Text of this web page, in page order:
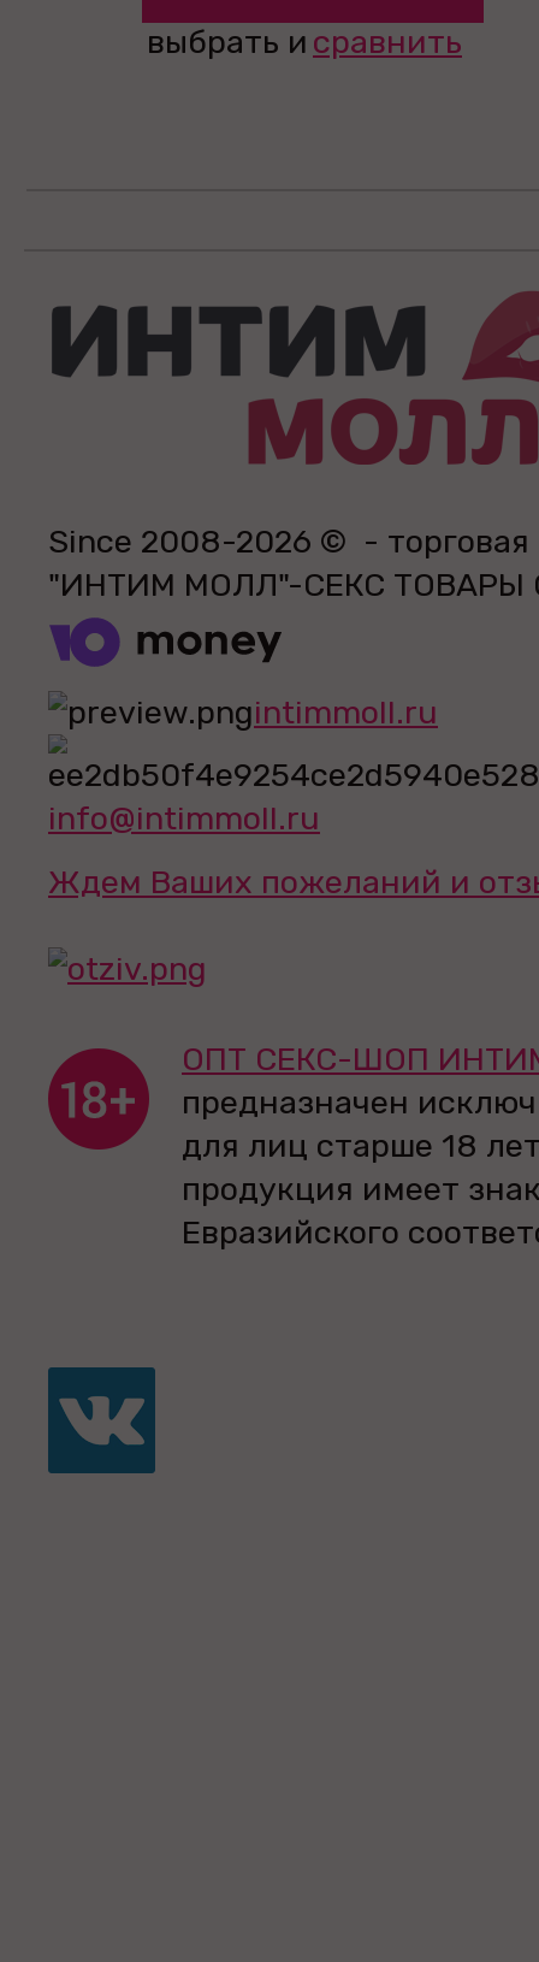
выбрать и сравнить
Since 2008-2026 © - торговая
"ИНТИМ МОЛЛ"-СЕКС
intimmoll.ru
info@intimmoll.ru
Ждем Ваших пожеланий и
ОПТ СЕКС-ШОП
предназначен
для лиц старше 18
продукция имеет
Евразийского